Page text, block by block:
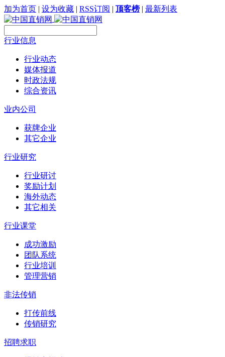
加为首页 | 设为收藏 | RSS订阅 | 顶客榜 | 最新列表
行业信息
行业动态
媒体报道
时政法规
综合资讯
业内公司
获牌企业
其它企业
行业研究
行业研讨
奖励计划
海外动态
其它相关
行业课堂
成功激励
团队系统
行业培训
管理营销
非法传销
打传前线
传销研究
招聘求职